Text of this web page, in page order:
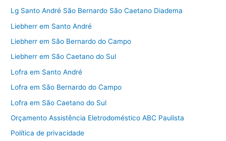
Lg Santo André São Bernardo São Caetano Diadema
Liebherr em Santo André
Liebherr em São Bernardo do Campo
Liebherr em São Caetano do Sul
Lofra em Santo André
Lofra em São Bernardo do Campo
Lofra em São Caetano do Sul
Orçamento Assistência Eletrodoméstico ABC Paulista
Política de privacidade